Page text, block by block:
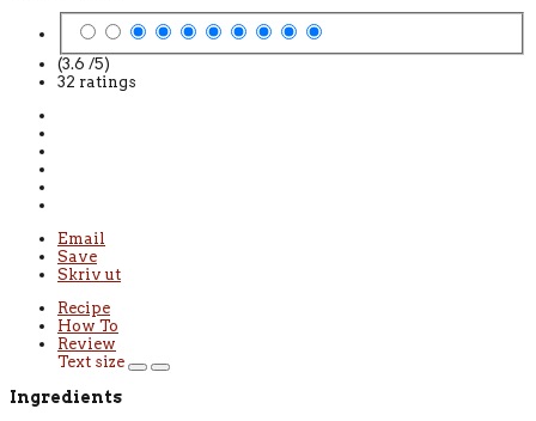
(3.6 /5)
32 ratings
Email
Save
Skriv ut
Recipe
How To
Review
Text size
Ingredients